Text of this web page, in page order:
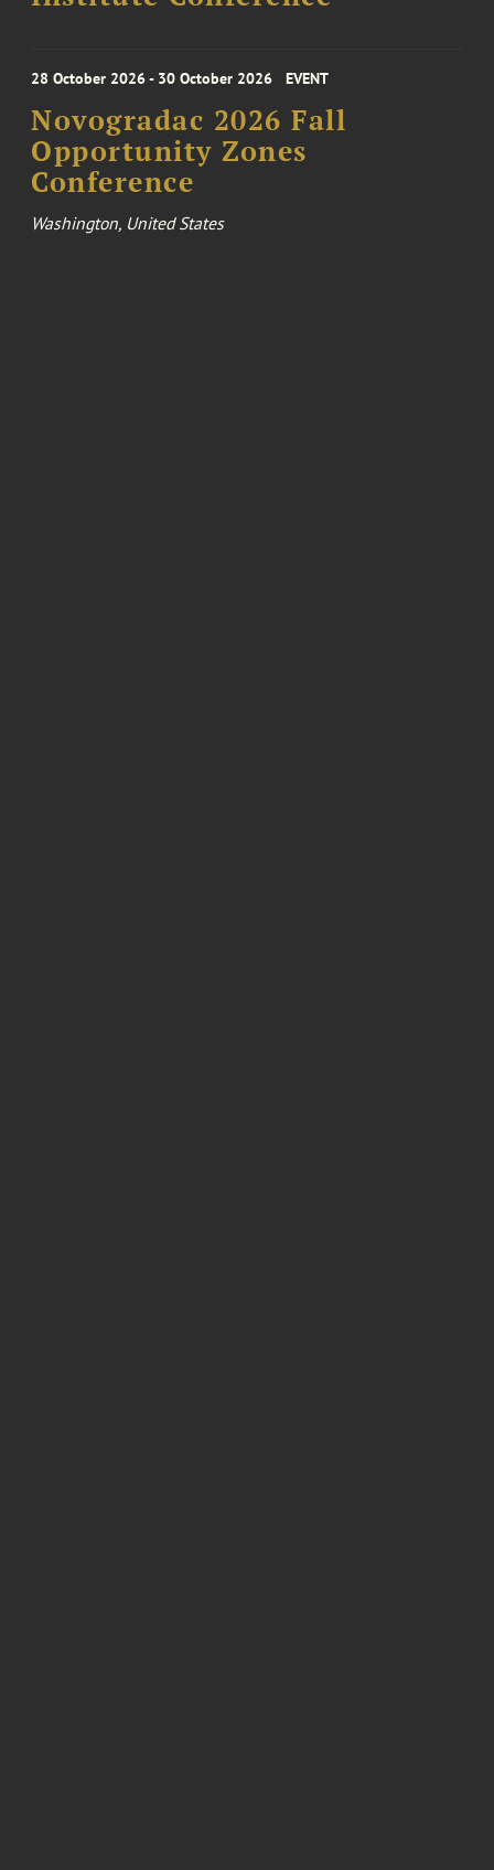
28 October 2026 - 30 October 2026 EVENT
Novogradac 2026 Fall
Opportunity Zones
Conference
Washington, United States